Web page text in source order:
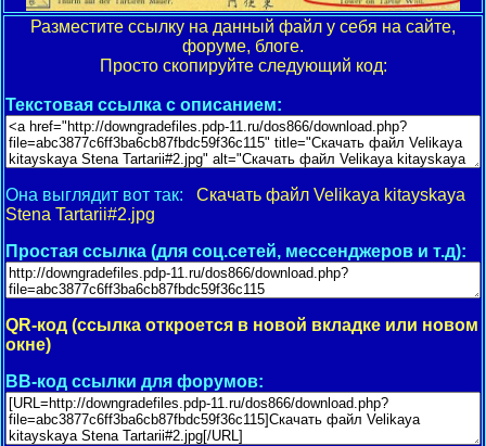
Разместите ссылку на данный файл у себя на сайте,
форуме, блоге.
Просто скопируйте следующий код:
Текстовая ссылка с описанием:
Она выглядит вот так: Скачать файл Velikaya kitayskaya
Stena Tartarii#2.jpg
Простая ссылка (для соц.сетей, мессенджеров и т.д):
QR-код (ссылка откроется в новой вкладке или новом
окне)
BB-код ссылки для форумов: